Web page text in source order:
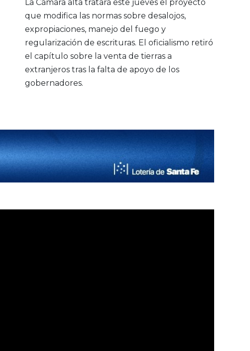
La Cámara alta tratará este jueves el proyecto
que modifica las normas sobre desalojos,
expropiaciones, manejo del fuego y
regularización de escrituras. El oficialismo retiró
el capítulo sobre la venta de tierras a
extranjeros tras la falta de apoyo de los
gobernadores.